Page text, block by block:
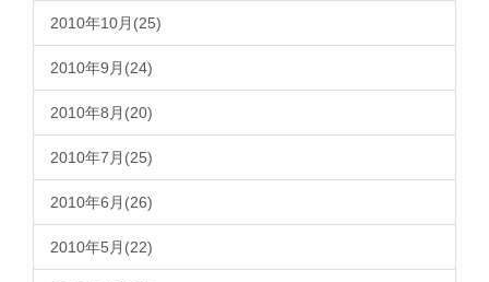
2010年10月(25)
2010年9月(24)
2010年8月(20)
2010年7月(25)
2010年6月(26)
2010年5月(22)